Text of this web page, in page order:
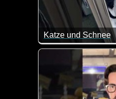
Katze und Schnee
Im ersten Moment